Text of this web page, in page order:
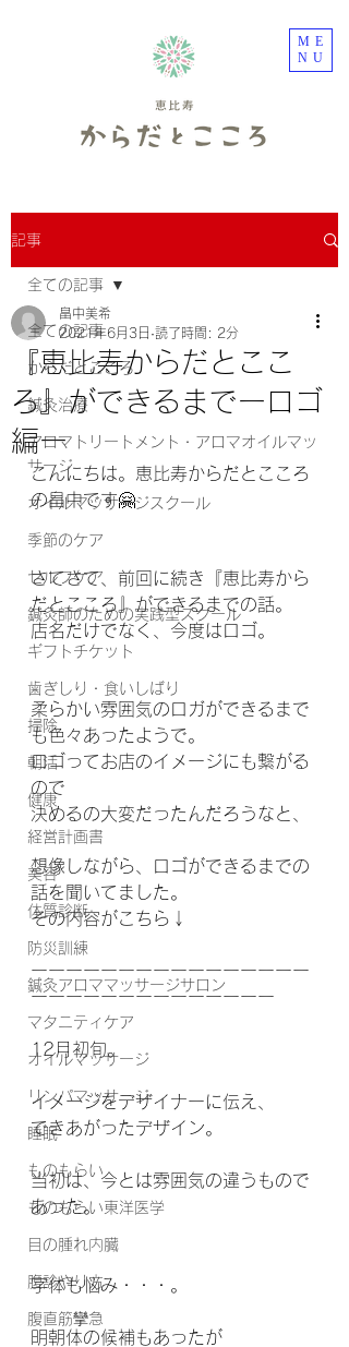
ME
NU
記事
全ての記事
からだとこころ
鍼灸治療
アロマトリートメント・アロマオイルマッ
サージ
オイルマッサージスクール
季節のケア
セルフケア
鍼灸師のための実践型スクール
ギフトチケット
歯ぎしり・食いしばり
掃除
朝活
健康
経営計画書
美容
体質診断
防災訓練
鍼灸アロママッサージサロン
マタニティケア
オイルマッサージ
リンパマッサージ
睡眠
ものもらい
ものもらい東洋医学
目の腫れ内臓
腹診やり方
腹直筋攣急
全ての記事
『恵比寿からだとここ
ろ』ができるまでーロゴ
編ー
畠中美希
2021年6月3日 読了時間: 2分
こんにちは。恵比寿からだとこころ
の畠中です🤗
さてさて、前回に続き『恵比寿から
だとこころ』ができるまでの話。
店名だけでなく、今度はロゴ。
柔らかい雰囲気のロガができるまで
も色々あったようで。
ロゴってお店のイメージにも繋がる
ので
決めるの大変だったんだろうなと、
想像しながら、ロゴができるまでの
話を聞いてました。
その内容がこちら↓
ーーーーーーーーーーーーーーーー
ーーーーーーーーーーーーーー
12月初旬。
イメージをデザイナーに伝え、
できあがったデザイン。
当初は、今とは雰囲気の違うもので
あった。
字体も悩み・・・。
明朝体の候補もあったが